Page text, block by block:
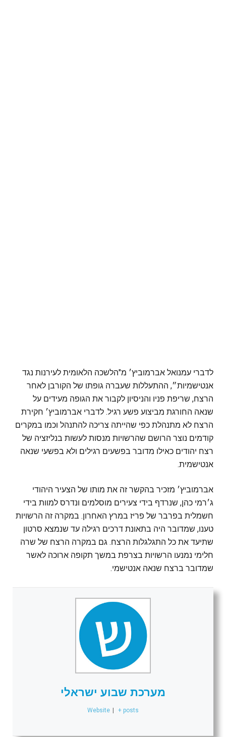
לדברי עמנואל אברמוביץ׳ מ"הלשכה הלאומית לעירנות נגד
אנטישמיות״, ההתעללות שעברה גופתו של הקורבן לאחר
הרצח, שריפת פניו והניסיון לקבור את הגופה מעידים על
שנאה החורגת מביצוע פשע רגיל. לדברי אברמוביץ׳ חקירת
הרצח לא מתנהלת כפי שהייתה צריכה להתנהל וכמו במקרים
קודמים נוצר הרושם שהרשויות מנסות לעשות בנליזציה של
רצח יהודים כאילו מדובר בפשעים רגילים ולא בפשעי שנאה
אנטישמית.
אברמוביץ׳ מזכיר בהקשר זה את מותו של הצעיר היהודי
ג׳רמי כהן, שנרדף בידי צעירים מוסלמים ונדרס למוות בידי
חשמלית בפרבר של פריז במרץ האחרון. במקרה זה הרשויות
טענו, שמדובר היה בתאונת דרכים רגילה עד שנמצא סרטון
שתיעד את כל התגלגלות הרצח. גם במקרה הרצח של שרה
חלימי נמנעו הרשויות בצרפת במשך תקופה ארוכה לאשר
שמדובר ברצח שנאה אנטישמי.
מערכת שבוע ישראלי
Website + posts